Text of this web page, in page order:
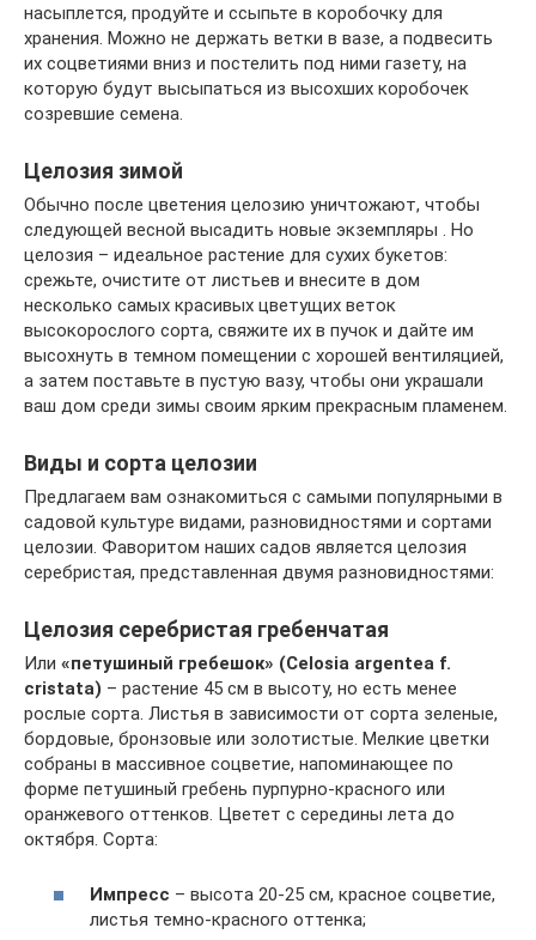
насыплется, продуйте и ссыпьте в коробочку для
хранения. Можно не держать ветки в вазе, а подвесить
их соцветиями вниз и постелить под ними газету, на
которую будут высыпаться из высохших коробочек
созревшие семена.
Целозия зимой
Обычно после цветения целозию уничтожают, чтобы
следующей весной высадить новые экземпляры . Но
целозия – идеальное растение для сухих букетов:
срежьте, очистите от листьев и внесите в дом
несколько самых красивых цветущих веток
высокорослого сорта, свяжите их в пучок и дайте им
высохнуть в темном помещении с хорошей вентиляцией,
а затем поставьте в пустую вазу, чтобы они украшали
ваш дом среди зимы своим ярким прекрасным пламенем.
Виды и сорта целозии
Предлагаем вам ознакомиться с самыми популярными в
садовой культуре видами, разновидностями и сортами
целозии. Фаворитом наших садов является целозия
серебристая, представленная двумя разновидностями:
Целозия серебристая гребенчатая
Или «петушиный гребешок» (Celosia argentea f.
cristata) – растение 45 см в высоту, но есть менее
рослые сорта. Листья в зависимости от сорта зеленые,
бордовые, бронзовые или золотистые. Мелкие цветки
собраны в массивное соцветие, напоминающее по
форме петушиный гребень пурпурно-красного или
оранжевого оттенков. Цветет с середины лета до
октября. Сорта:
Импресс – высота 20-25 см, красное соцветие,
листья темно-красного оттенка;